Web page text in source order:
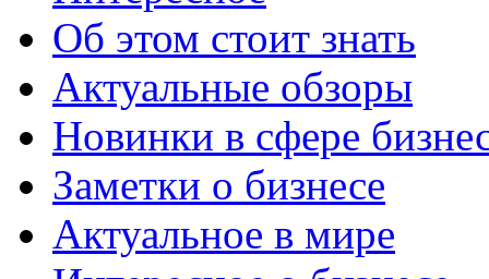
Об этом стоит знать
Актуальные обзоры
Новинки в сфере
Заметки о бизнесе
Актуальное в мире